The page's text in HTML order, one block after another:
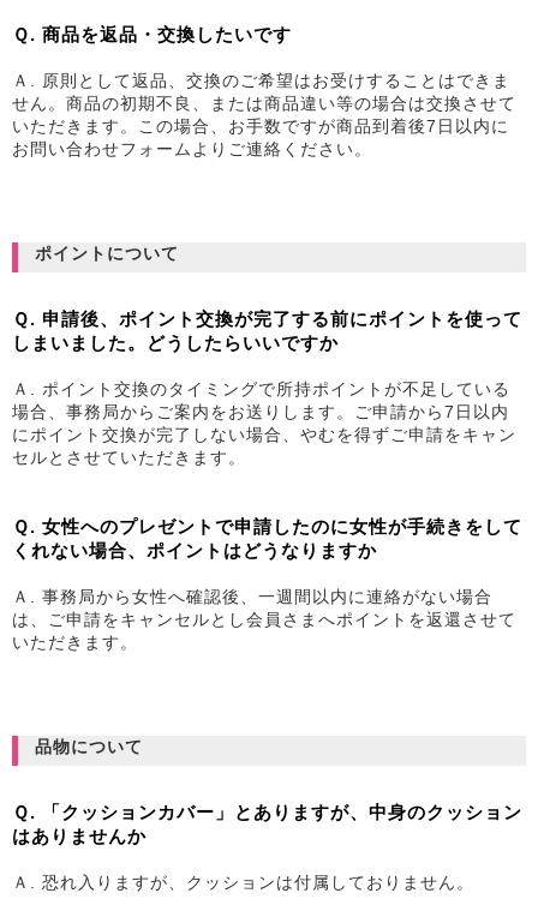
Ｑ. 商品を返品・交換したいです
Ａ. 原則として返品、交換のご希望はお受けすることはできま
せん。商品の初期不良、または商品違い等の場合は交換させて
いただきます。この場合、お手数ですが商品到着後7日以内に
お問い合わせフォームよりご連絡ください。
ポイントについて
Ｑ. 申請後、ポイント交換が完了する前にポイントを使って
しまいました。どうしたらいいですか
Ａ. ポイント交換のタイミングで所持ポイントが不足している
場合、事務局からご案内をお送りします。ご申請から7日以内
にポイント交換が完了しない場合、やむを得ずご申請をキャン
セルとさせていただきます。
Ｑ. 女性へのプレゼントで申請したのに女性が手続きをして
くれない場合、ポイントはどうなりますか
Ａ. 事務局から女性へ確認後、一週間以内に連絡がない場合
は、ご申請をキャンセルとし会員さまへポイントを返還させて
いただきます。
品物について
Ｑ. 「クッションカバー」とありますが、中身のクッション
はありませんか
Ａ. 恐れ入りますが、クッションは付属しておりません。